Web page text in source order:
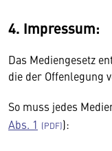
4. Impressum:
Das Mediengesetz
die der Offenlegung
So muss jedes
Abs. 1
):